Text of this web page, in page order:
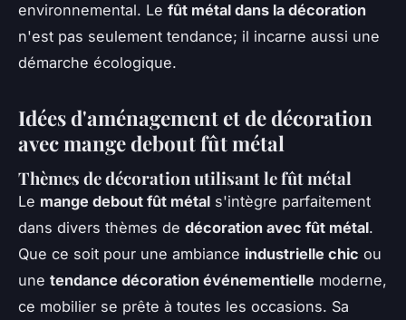
environnemental. Le fût métal dans la décoration
n'est pas seulement tendance; il incarne aussi une
démarche écologique.
Idées d'aménagement et de décoration
avec mange debout fût métal
Thèmes de décoration utilisant le fût métal
Le mange debout fût métal s'intègre parfaitement
dans divers thèmes de décoration avec fût métal.
Que ce soit pour une ambiance industrielle chic ou
une tendance décoration événementielle moderne,
ce mobilier se prête à toutes les occasions. Sa